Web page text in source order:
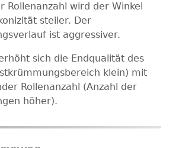
Rollenanzahl wird der Winkel
steiler. Der
ist aggressiver.
sich die Endqualität des
klein) mit
Rollenanzahl (Anzahl der
höher).